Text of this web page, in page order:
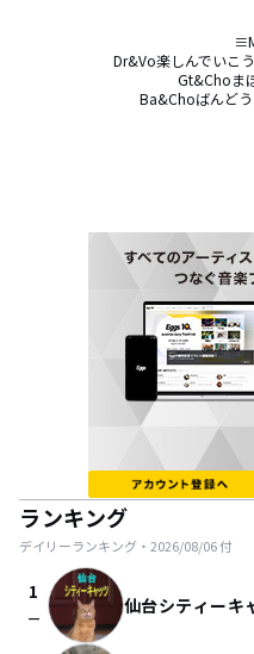
Dr&Vo楽しんでいこ
Gt&Choま
Ba&Choばんど
ランキング
デイリーランキング・ 2026/08/06付
1
check_indeterminate_small 仙台シティーキ